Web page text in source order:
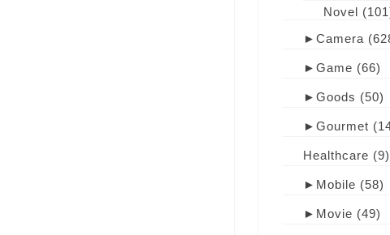
Novel
► Camera
► Game (66)
► Goods (50)
► Gourmet
Healthcare (9)
► Mobile (58)
► Movie (49)